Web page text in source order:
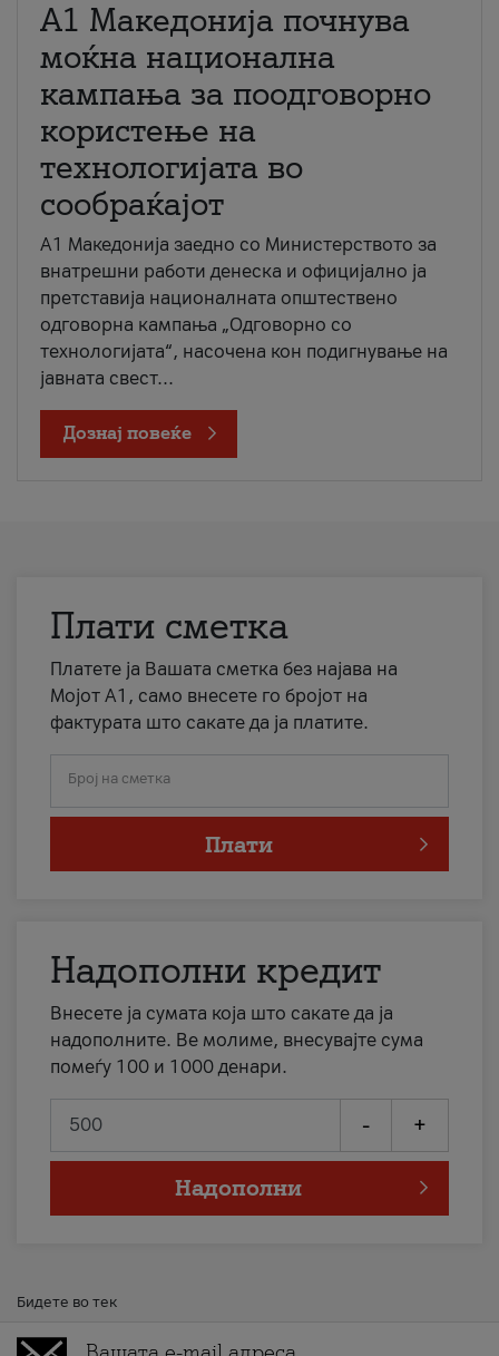
A1 Македонија почнува
моќна национална
кампања за поодговорно
користење на
технологијата во
сообраќајот
A1 Македонија заедно со Министерството за
внатрешни работи денеска и официјално ја
претставија националната општествено
одговорна кампања „Одговорно со
технологијата“, насочена кон подигнување на
јавната свест...
Дознај повеќе
Плати сметка
Платете ја Вашата сметка без најава на
Мојот А1, само внесете го бројот на
фактурата што сакате да ја платите.
Број на сметка
Плати
Надополни кредит
Внесете ја сумата која што сакате да ја
надополните. Ве молиме, внесувајте сума
помеѓу 100 и 1000 денари.
- +
Надополни
Бидете во тек